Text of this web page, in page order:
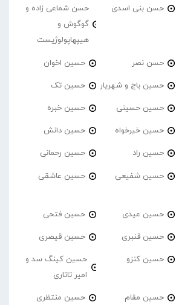
حسن بنی اسدی
حسن شماعی زاده و
گوگوش و
هیپهاپولوژیست
حسن نصر حسین اخوان
حسین باج و شهریار حسین تک
حسین حسینی حسین خبره
حسین خیرخواه حسین دانش
حسین راد حسین رحمانی
حسین شفیعی حسین عاشقی
حسین عیدی حسین فتحی
حسین قنبری حسین قیصری
حسین کنزو
حسین کینگ سد و
امیر تاتاری
حسین مقام حسین منتظری